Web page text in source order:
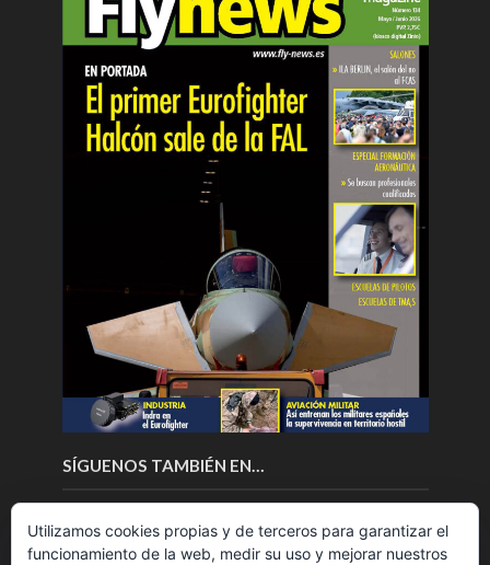
SÍGUENOS TAMBIÉN EN…
Utilizamos cookies propias y de terceros para garantizar el
funcionamiento de la web, medir su uso y mejorar nuestros